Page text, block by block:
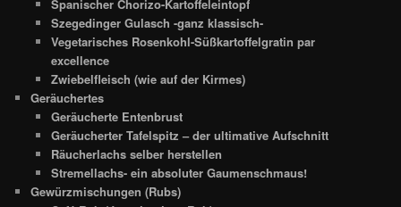
Spanischer Chorizo-Kartoffeleintopf
Szegedinger Gulasch -ganz klassisch-
Vegetarisches Rosenkohl-Süßkartoffelgratin par
excellence
Zwiebelfleisch (wie auf der Kirmes)
Geräuchertes
Geräucherte Entenbrust
Geräucherter Tafelspitz – der ultimative Aufschnitt
Räucherlachs selber herstellen
Stremellachs- ein absoluter Gaumenschmaus!
Gewürzmischungen (Rubs)